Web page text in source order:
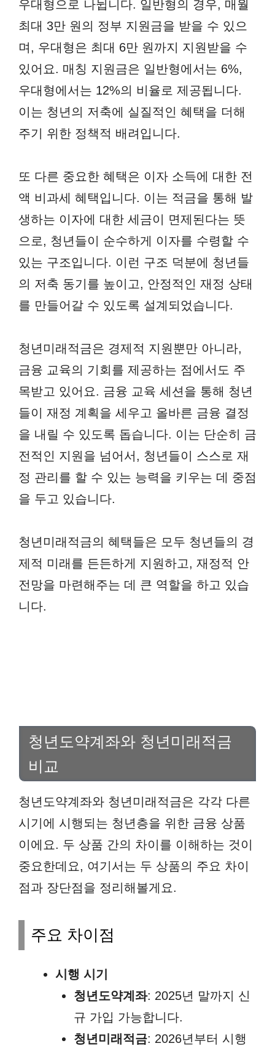
우대형으로 나뉩니다. 일반형의 경우, 매월
최대 3만 원의 정부 지원금을 받을 수 있으
며, 우대형은 최대 6만 원까지 지원받을 수
있어요. 매칭 지원금은 일반형에서는 6%,
우대형에서는 12%의 비율로 제공됩니다.
이는 청년의 저축에 실질적인 혜택을 더해
주기 위한 정책적 배려입니다.
또 다른 중요한 혜택은 이자 소득에 대한 전
액 비과세 혜택입니다. 이는 적금을 통해 발
생하는 이자에 대한 세금이 면제된다는 뜻
으로, 청년들이 순수하게 이자를 수령할 수
있는 구조입니다. 이런 구조 덕분에 청년들
의 저축 동기를 높이고, 안정적인 재정 상태
를 만들어갈 수 있도록 설계되었습니다.
청년미래적금은 경제적 지원뿐만 아니라,
금융 교육의 기회를 제공하는 점에서도 주
목받고 있어요. 금융 교육 세션을 통해 청년
들이 재정 계획을 세우고 올바른 금융 결정
을 내릴 수 있도록 돕습니다. 이는 단순히 금
전적인 지원을 넘어서, 청년들이 스스로 재
정 관리를 할 수 있는 능력을 키우는 데 중점
을 두고 있습니다.
청년미래적금의 혜택들은 모두 청년들의 경
제적 미래를 든든하게 지원하고, 재정적 안
전망을 마련해주는 데 큰 역할을 하고 있습
니다.
청년도약계좌와 청년미래적금
비교
청년도약계좌와 청년미래적금은 각각 다른
시기에 시행되는 청년층을 위한 금융 상품
이에요. 두 상품 간의 차이를 이해하는 것이
중요한데요, 여기서는 두 상품의 주요 차이
점과 장단점을 정리해볼게요.
주요 차이점
시행 시기
청년도약계좌: 2025년 말까지 신
규 가입 가능합니다.
청년미래적금: 2026년부터 시행